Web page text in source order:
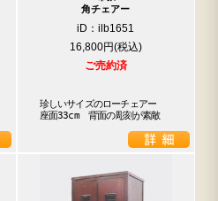
角チェアー
iD：ilb1651
16,800円
ご売約済
珍しいサイズのローチェアー
座面33cm　背面の彫刻が素敵